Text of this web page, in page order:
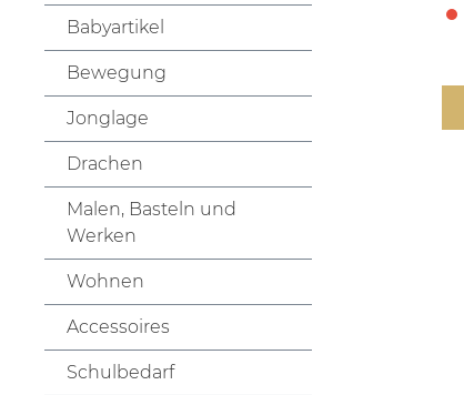
Babyartikel
Bewegung
Jonglage
Drachen
Malen, Basteln und
Werken
Wohnen
Accessoires
Schulbedarf